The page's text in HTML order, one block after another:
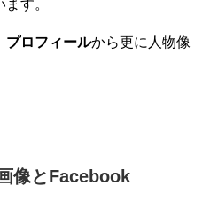
す。
プロフィールから更に人物像
像とFacebook